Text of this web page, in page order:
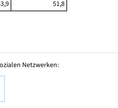
51,8
Netzwerken: